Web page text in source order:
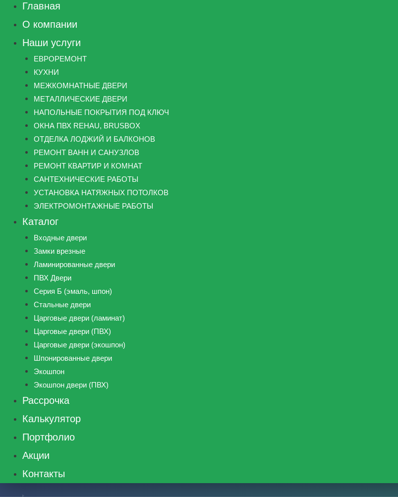
Главная
О компании
Наши услуги
ЕВРОРЕМОНТ
КУХНИ
МЕЖКОМНАТНЫЕ ДВЕРИ
МЕТАЛЛИЧЕСКИЕ ДВЕРИ
НАПОЛЬНЫЕ ПОКРЫТИЯ ПОД КЛЮЧ
ОКНА ПВХ REHAU, BRUSBOX
ОТДЕЛКА ЛОДЖИЙ И БАЛКОНОВ
РЕМОНТ ВАНН И САНУЗЛОВ
РЕМОНТ КВАРТИР И КОМНАТ
САНТЕХНИЧЕСКИЕ РАБОТЫ
УСТАНОВКА НАТЯЖНЫХ ПОТОЛКОВ
ЭЛЕКТРОМОНТАЖНЫЕ РАБОТЫ
Каталог
Входные двери
Замки врезные
Ламинированные двери
ПВХ Двери
Серия Б (эмаль, шпон)
Стальные двери
Царговые двери (ламинат)
Царговые двери (ПВХ)
Царговые двери (экошпон)
Шпонированные двери
Экошпон
Экошпон двери (ПВХ)
Рассрочка
Калькулятор
Портфолио
Акции
Контакты